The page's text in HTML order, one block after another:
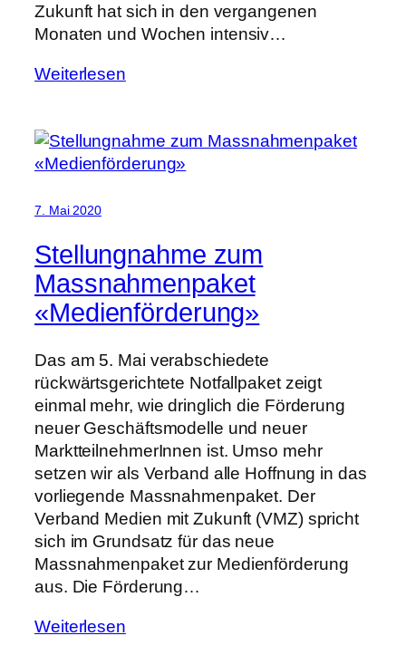
Zukunft hat sich in den vergangenen
Monaten und Wochen intensiv…
Weiterlesen
7. Mai 2020
Stellungnahme zum
Massnahmenpaket
«Medienförderung»
Das am 5. Mai verabschiedete
rückwärtsgerichtete Notfallpaket zeigt
einmal mehr, wie dringlich die Förderung
neuer Geschäftsmodelle und neuer
MarktteilnehmerInnen ist. Umso mehr
setzen wir als Verband alle Hoffnung in das
vorliegende Massnahmenpaket. Der
Verband Medien mit Zukunft (VMZ) spricht
sich im Grundsatz für das neue
Massnahmenpaket zur Medienförderung
aus. Die Förderung…
Weiterlesen